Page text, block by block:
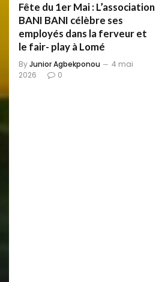
Fête du 1er Mai : L’association
BANI BANI célèbre ses
employés dans la ferveur et
le fair- play à Lomé
ByJunior Agbekponou
4 mai
2026
0